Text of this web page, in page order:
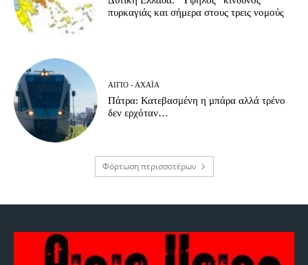
πυρκαγιάς και σήμερα στους τρεις νομούς
ΑΊΓΙΟ - ΑΧΑΪ́Α
Πάτρα: Κατεβασμένη η μπάρα αλλά τρένο
δεν ερχόταν…
Φόρτωση περισσοτέρων